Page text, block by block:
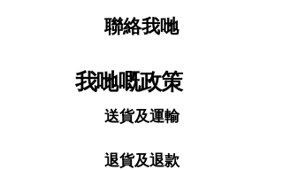
聯絡我哋
我哋嘅政策
送貨及運輸
退貨及退款